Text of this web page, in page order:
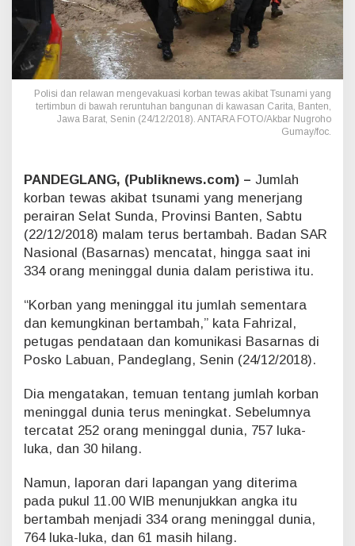
O
r
a
n
g
K
o
r
M
n
i
n
g
a
A
k
i
b
T
s
u
n
i
S
e
l
Polisi dan relawan mengevakuasi korban tewas akibat Tsunami yang
tertimbun di bawah reruntuhan bangunan di kawasan Carita, Banten,
Jawa Barat, Senin (24/12/2018). ANTARA FOTO/Akbar Nugroho
Gumay/foc.
PANDEGLANG, (Publiknews.com) – Jumlah
korban tewas akibat tsunami yang menerjang
perairan Selat Sunda, Provinsi Banten, Sabtu
(22/12/2018) malam terus bertambah. Badan SAR
Nasional (Basarnas) mencatat, hingga saat ini
334 orang meninggal dunia dalam peristiwa itu.
“Korban yang meninggal itu jumlah sementara
dan kemungkinan bertambah,” kata Fahrizal,
petugas pendataan dan komunikasi Basarnas di
Posko Labuan, Pandeglang, Senin (24/12/2018).
Dia mengatakan, temuan tentang jumlah korban
meninggal dunia terus meningkat. Sebelumnya
tercatat 252 orang meninggal dunia, 757 luka-
luka, dan 30 hilang.
Namun, laporan dari lapangan yang diterima
pada pukul 11.00 WIB menunjukkan angka itu
bertambah menjadi 334 orang meninggal dunia,
764 luka-luka, dan 61 masih hilang.